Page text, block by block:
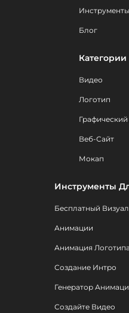
Блог
Категории
Видео
Логотип
Веб-Сайт
Мокап
Инструменты
Бесплатный
Анимации
Анимация Логотипа
Создание Интро
Генератор
Создайте Видео